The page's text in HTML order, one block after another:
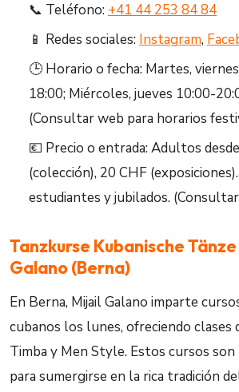
📞 Teléfono: +41 44 253 84 84
📱 Redes sociales: Instagram,
🕒 Horario o fecha: Martes,
18:00; Miércoles, jueves 10:00-
(Consultar web para horarios
💶 Precio o entrada: Adultos
(colección), 20 CHF
estudiantes y jubilados.
Tanzkurse Kubanische
Galano (Berna)
En Berna, Mijail Galano imparte
cubanos los lunes, ofreciendo clases
Timba y Men Style. Estos cursos
para sumergirse en la rica tradición